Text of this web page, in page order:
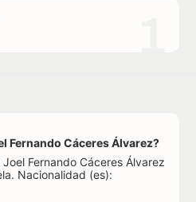
Fernando Cáceres Álvarez?
Fernando Cáceres Álvarez
Nacionalidad (es):